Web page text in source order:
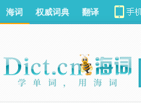
海词 权威词典 翻译